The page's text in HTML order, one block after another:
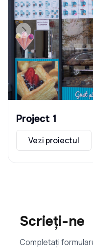
Project 1
Vezi proiectul
Scrieți-ne
Completați